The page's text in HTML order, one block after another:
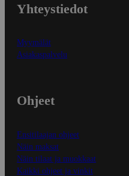
Yhteystiedot
Myymälät
Asiakaspalvelu
Ohjeet
Ensitilaajan ohjeet
Näin maksat
Näin tilaat ja muokkaat
Kaikki ohjeet ja vinkit